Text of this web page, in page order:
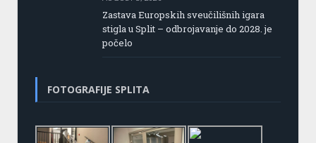
Zastava Europskih sveučilišnih igara
stigla u Split – odbrojavanje do 2028. je
počelo
FOTOGRAFIJE SPLITA